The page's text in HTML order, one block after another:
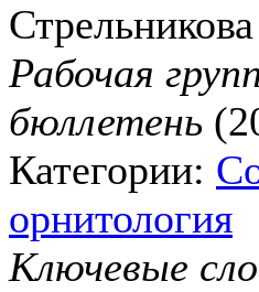
Рабочая
бюллетень
Категории:
орнитология
Ключевые